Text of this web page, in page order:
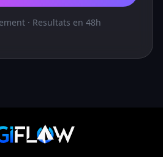
· Resultats en 48h